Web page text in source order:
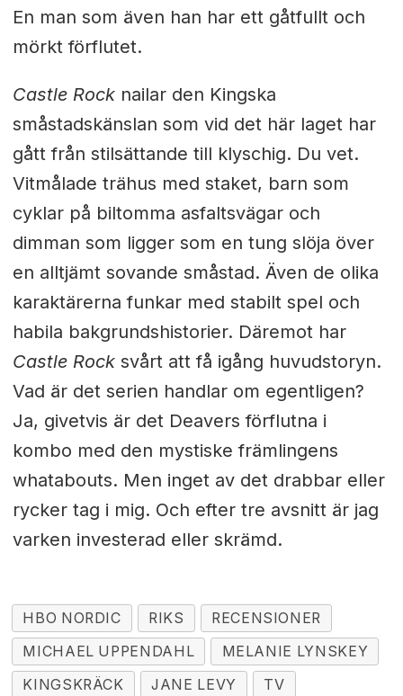
En man som även han har ett gåtfullt och
mörkt förflutet.
Castle Rocknailar den Kingska
småstadskänslan som vid det här laget har
gått från stilsättande till klyschig. Du vet.
Vitmålade trähus med staket, barn som
cyklar på biltomma asfaltsvägar och
dimman som ligger som en tung slöja över
en alltjämt sovande småstad. Även de olika
karaktärerna funkar med stabilt spel och
habila bakgrundshistorier. Däremot har
Castle Rock svårt att få igång huvudstoryn.
Vad är det serien handlar om egentligen?
Ja, givetvis är det Deavers förflutna i
kombo med den mystiske främlingens
whatabouts. Men inget av det drabbar eller
rycker tag i mig. Och efter tre avsnitt är jag
varken investerad eller skrämd.
HBO NORDIC RIKS
RECENSIONER
MICHAEL UPPENDAHL
MELANIE LYNSKEY
KINGSKRÄCK
JANE LEVY
TV